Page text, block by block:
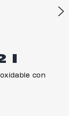
I
con